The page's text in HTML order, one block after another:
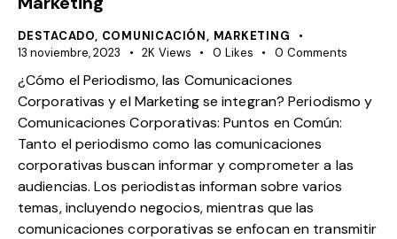
DESTACADO, COMUNICACIÓN, MARKETING
13 noviembre, 2023
2K Views 0 Likes 0 Comments
¿Cómo el Periodismo, las Comunicaciones
Corporativas y el Marketing se integran? Periodismo y
Comunicaciones Corporativas: Puntos en Común:
Tanto el periodismo como las comunicaciones
corporativas buscan informar y comprometer a las
audiencias. Los periodistas informan sobre varios
temas, incluyendo negocios, mientras que las
comunicaciones corporativas se enfocan en transmitir